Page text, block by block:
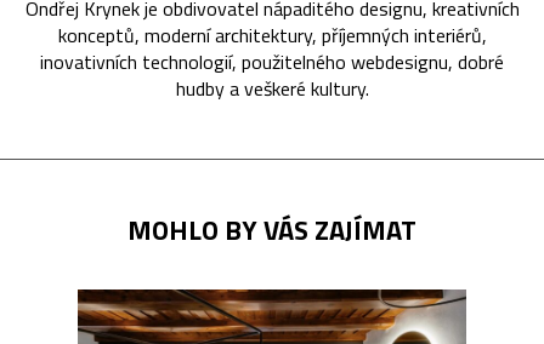
Ondřej Krynek je obdivovatel nápaditého designu, kreativních
konceptů, moderní architektury, příjemných interiérů,
inovativních technologií, použitelného webdesignu, dobré
hudby a veškeré kultury.
MOHLO BY VÁS ZAJÍMAT